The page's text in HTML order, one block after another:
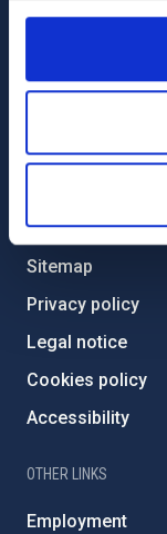
Forever IAC
External funding
Severo Ochoa
IAC Friends
Sitemap
Privacy policy
Legal notice
Cookies policy
Accessibility
OTHER LINKS
Employment